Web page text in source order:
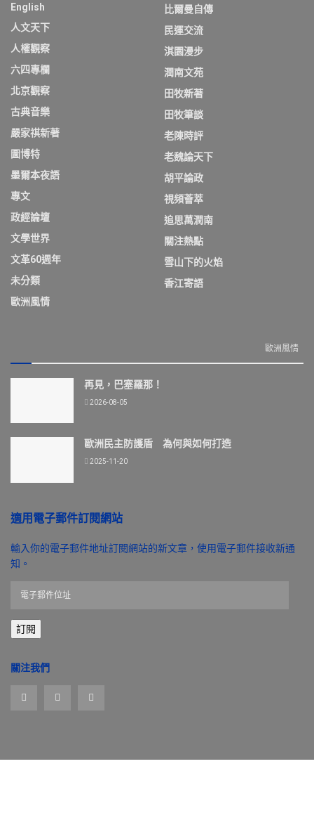
English
人文天下
人權觀察
六四專欄
北京觀察
古典音樂
嚴家祺新著
圖博特
墨爾本夜語
專文
政經論壇
文學世界
文革60週年
未分類
歐洲風情
比爾曼自傳
民運交流
淇園漫步
潤南文苑
田牧新著
田牧筆談
老陳時評
老魏論天下
胡平論政
視頻薈萃
追思萬潤南
關注熱點
雪山下的火焰
香江寄語
歐洲風情
再見，巴塞羅那！
2026-08-05
歐洲民主防護盾 為何與如何打造
2025-11-20
適用電子郵件訂閱網站
輸入你的電子郵件地址訂閱網站的新文章，使用電子郵件接收新通
知。
郵
件
址
訂閱
關注我們